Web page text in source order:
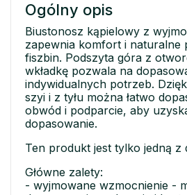
Ogólny opis
Biustonosz kąpielowy z
zapewnia komfort i naturalne
fiszbin. Podszyta góra z
wkładkę pozwala na
indywidualnych potrzeb.
szyi i z tyłu można łatwo
obwód i podparcie, aby
dopasowanie.
Ten produkt jest tylko jedną z
Główne zalety:
- wyjmowane wzmocnienie -